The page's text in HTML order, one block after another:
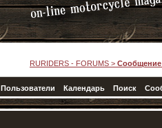
RURIDERS - FORUMS >
Пользователи Календарь Поиск